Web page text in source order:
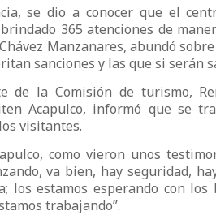
se dio a conocer que el
brindado 365 atenciones de
Manzanares, abundó
sanciones y las que si serán
de la Comisión de turismo,
Acapulco, informó que se
visitantes.
como vieron unos
va bien, hay seguridad,
los estamos esperando con
trabajando”.